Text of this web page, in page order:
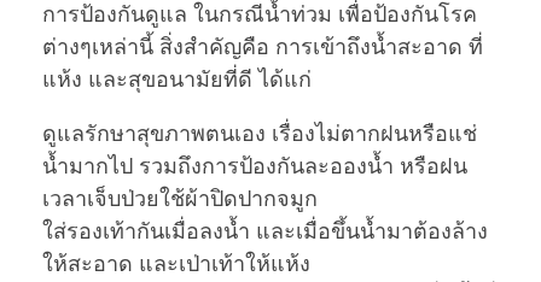
การป้องกันดูแล ในกรณีน้ำท่วม เพื่อป้องกันโรค
ต่างๆเหล่านี้ สิ่งสำคัญคือ การเข้าถึงน้ำสะอาด ที่
แห้ง และสุขอนามัยที่ดี ได้แก่
ดูแลรักษาสุขภาพตนเอง เรื่องไม่ตากฝนหรือแช่
น้ำมากไป รวมถึงการป้องกันละอองน้ำ หรือฝน
เวลาเจ็บป่วยใช้ผ้าปิดปากจมูก
ใส่รองเท้ากันเมื่อลงน้ำ และเมื่อขึ้นน้ำมาต้องล้าง
ให้สะอาด และเป่าเท้าให้แห้ง